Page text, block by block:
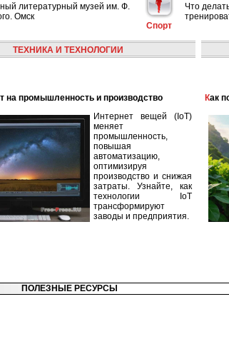
литературный музей им. Ф.
Омск
Спорт
Что
ТЕХНИКА И ТЕХНОЛОГИИ
на промышленность и производство
Интернет вещей (IoT)
меняет
промышленность,
повышая
автоматизацию,
оптимизируя
производство и снижая
затраты. Узнайте, как
технологии IoT
трансформируют
заводы и предприятия.
Как
ПОЛЕЗНЫЕ РЕСУРСЫ